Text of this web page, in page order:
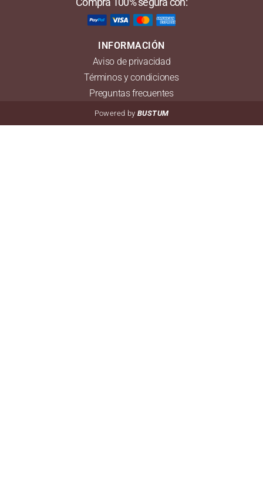
INFORMACIÓN
Aviso de privacidad
Términos y condiciones
Preguntas frecuentes
Powered byBUSTUM